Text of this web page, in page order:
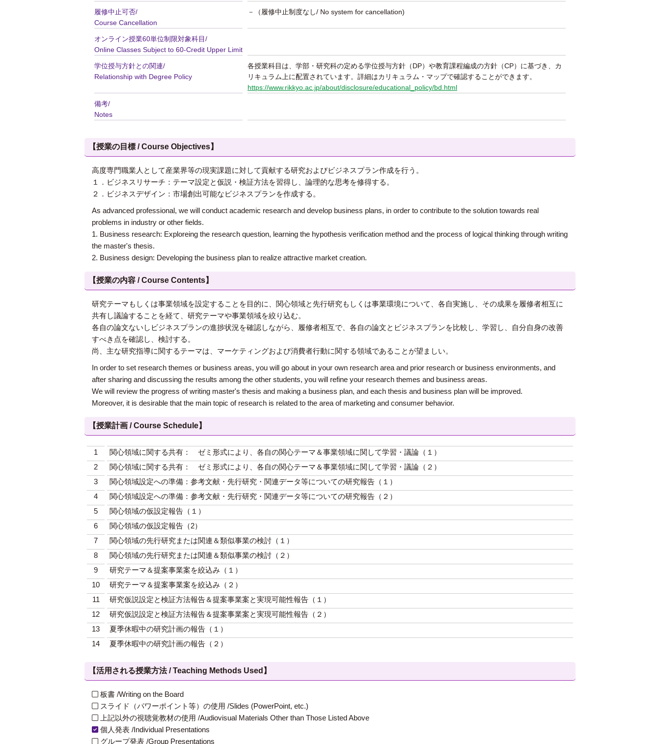
履修中止可否/
Course Cancellation
－（履修中止制度なし/ No system for cancellation)
オンライン授業60単位制限対象科目/
Online Classes Subject to 60-Credit Upper Limit
学位授与方針との関連/
Relationship with Degree Policy
各授業科目は、学部・研究科の定める学位授与方針（DP）や教育課程編成の方針（CP）に基づき、カ
リキュラム上に配置されています。詳細はカリキュラム・マップで確認することができます。
https://www.rikkyo.ac.jp/about/disclosure/educational_policy/bd.html
備考/
Notes
【授業の目標 / Course Objectives】
高度専門職業人として産業界等の現実課題に対して貢献する研究およびビジネスプラン作成を行う。
１．ビジネスリサーチ：テーマ設定と仮説・検証方法を習得し、論理的な思考を修得する。
２．ビジネスデザイン：市場創出可能なビジネスプランを作成する。
As advanced professional, we will conduct academic research and develop business plans, in order to contribute to the solution towards real
problems in industry or other fields.
1. Business research: Exploreing the research question, learning the hypothesis verification method and the process of logical thinking through writing
the master's thesis.
2. Business design: Developing the business plan to realize attractive market creation.
【授業の内容 / Course Contents】
研究テーマもしくは事業領域を設定することを目的に、関心領域と先行研究もしくは事業環境について、各自実施し、その成果を履修者相互に
共有し議論することを経て、研究テーマや事業領域を絞り込む。
各自の論文ないしビジネスプランの進捗状況を確認しながら、履修者相互で、各自の論文とビジネスプランを比較し、学習し、自分自身の改善
すべき点を確認し、検討する。
尚、主な研究指導に関するテーマは、マーケティングおよび消費者行動に関する領域であることが望ましい。
In order to set research themes or business areas, you will go about in your own research area and prior research or business environments, and
after sharing and discussing the results among the other students, you will refine your research themes and business areas.
We will review the progress of writing master's thesis and making a business plan, and each thesis and business plan will be improved.
Moreover, it is desirable that the main topic of research is related to the area of marketing and consumer behavior.
【授業計画 / Course Schedule】
1
関心領域に関する共有： ゼミ形式により、各自の関心テーマ＆事業領域に関して学習・議論（１）
2
関心領域に関する共有： ゼミ形式により、各自の関心テーマ＆事業領域に関して学習・議論（２）
3
関心領域設定への準備：参考文献・先行研究・関連データ等についての研究報告（１）
4
関心領域設定への準備：参考文献・先行研究・関連データ等についての研究報告（２）
5
関心領域の仮設定報告（１）
6
関心領域の仮設定報告（2）
7
関心領域の先行研究または関連＆類似事業の検討（１）
8
関心領域の先行研究または関連＆類似事業の検討（２）
9
研究テーマ＆提案事業案を絞込み（１）
10
研究テーマ＆提案事業案を絞込み（２）
11
研究仮説設定と検証方法報告＆提案事業案と実現可能性報告（１）
12
研究仮説設定と検証方法報告＆提案事業案と実現可能性報告（２）
13
夏季休暇中の研究計画の報告（１）
14
夏季休暇中の研究計画の報告（２）
【活用される授業方法 / Teaching Methods Used】
板書 /Writing on the Board
スライド（パワーポイント等）の使用 /Slides (PowerPoint, etc.)
上記以外の視聴覚教材の使用 /Audiovisual Materials Other than Those Listed Above
個人発表 /Individual Presentations
グループ発表 /Group Presentations